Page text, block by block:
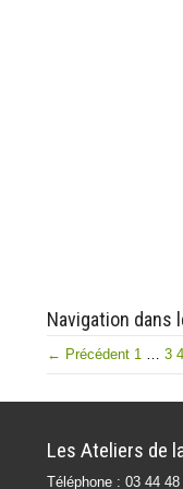
Navigation dans
← Précédent 1 … 3 4
Les Ateliers de
Téléphone : 03 44 48